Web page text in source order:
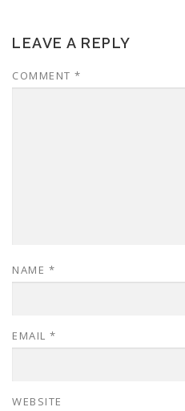
LEAVE A REPLY
COMMENT *
NAME *
EMAIL *
WEBSITE